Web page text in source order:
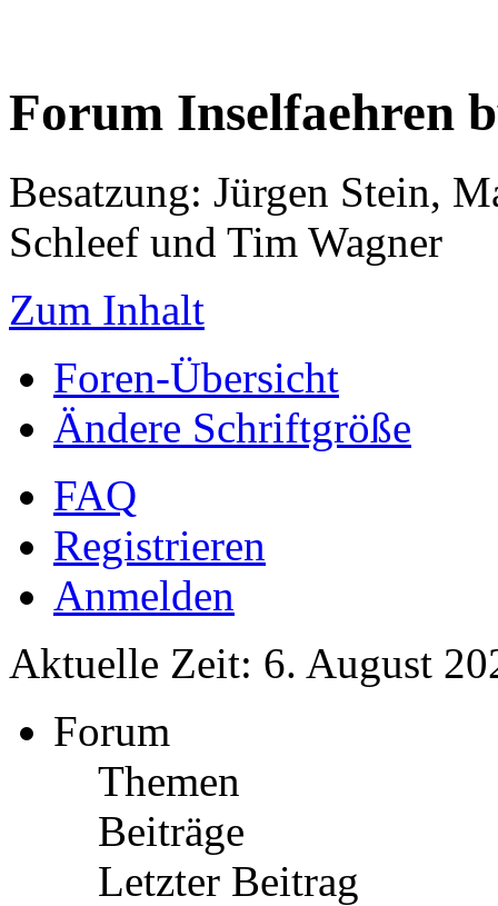
Forum Inselfaehren
Besatzung: Jürgen Stein,
Schleef und Tim Wagner
Zum Inhalt
Foren-Übersicht
Ändere Schriftgröße
FAQ
Registrieren
Anmelden
Aktuelle Zeit: 6. August
Forum
Themen
Beiträge
Letzter Beitrag